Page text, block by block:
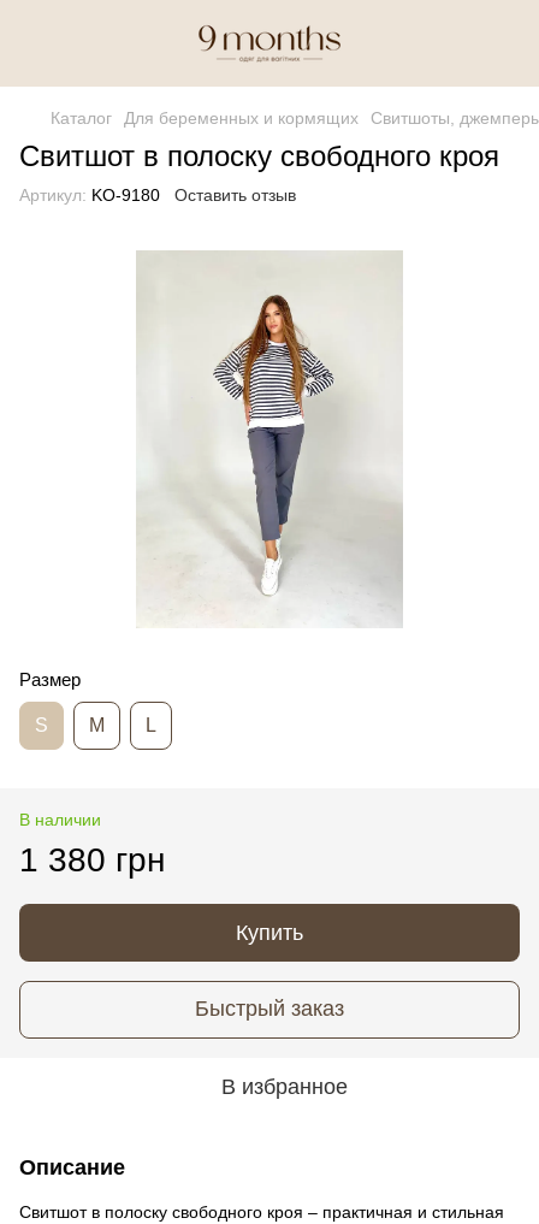
Каталог Для беременных и кормящих Свитшоты,
Свитшот в полоску свободного кроя
Артикул: KO-9180 Оставить отзыв
Размер
S M L
В наличии
1 380 грн
Купить
Быстрый заказ
В избранное
Описание
Свитшот в полоску свободного кроя – практичная и стильная